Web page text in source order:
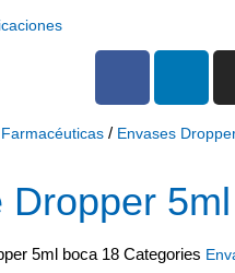
/ Envases
Dropper
5ml boca 18 Categories